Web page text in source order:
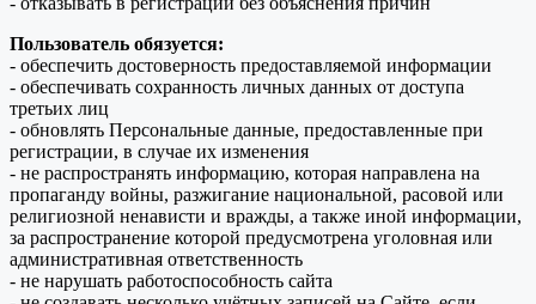
Пользователь обязуется:
- обеспечить достоверность предоставляемой информации
- обеспечивать сохранность личных данных от доступа
третьих лиц
- обновлять Персональные данные, предоставленные при
регистрации, в случае их изменения
- не распространять информацию, которая направлена на
пропаганду войны, разжигание национальной, расовой или
религиозной ненависти и вражды, а также иной информации,
за распространение которой предусмотрена уголовная или
административная ответственность
- не нарушать работоспособность сайта